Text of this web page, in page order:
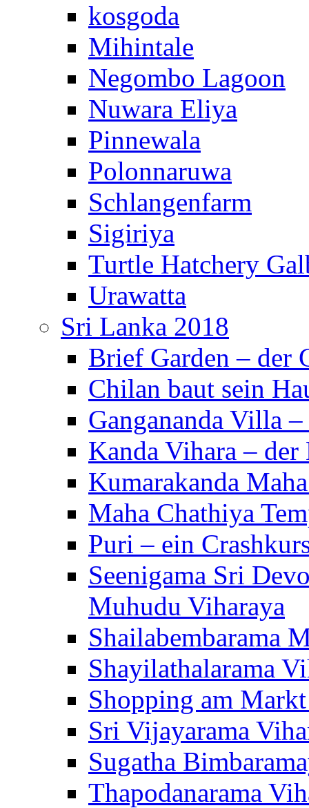
kosgoda
Mihintale
Negombo Lagoon
Nuwara Eliya
Pinnewala
Polonnaruwa
Schlangenfarm
Sigiriya
Turtle Hatchery
Urawatta
Sri Lanka 2018
Brief Garden – der
Chilan baut sein
Gangananda Villa
Kanda Vihara –
Kumarakanda
Maha Chathiya
Puri – ein
Seenigama Sri
Muhudu Viharaya
Shailabembarama
Shayilathalarama
Shopping am
Sri Vijayarama
Sugatha
Thapodanarama